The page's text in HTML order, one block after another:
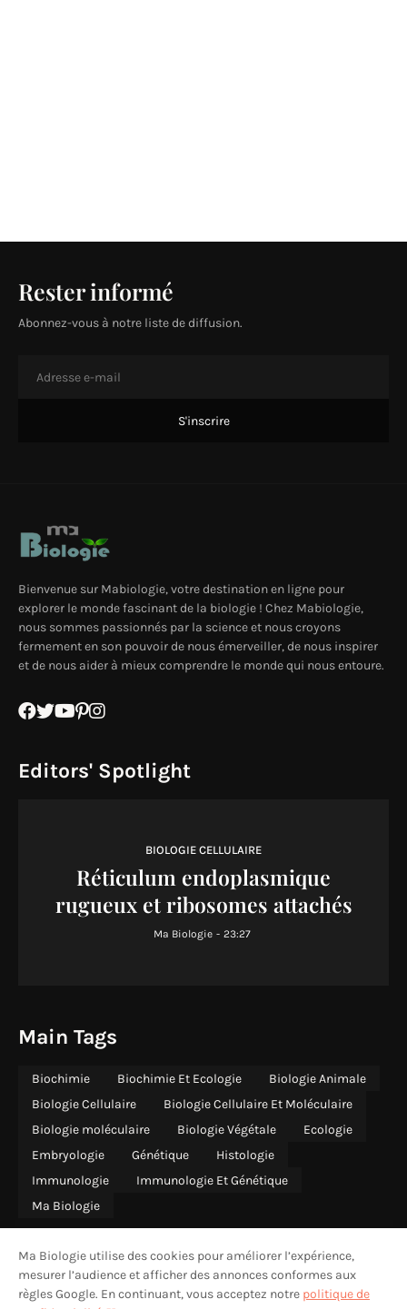
Rester informé
Abonnez-vous à notre liste de diffusion.
Bienvenue sur Mabiologie, votre destination en ligne pour
explorer le monde fascinant de la biologie ! Chez Mabiologie,
nous sommes passionnés par la science et nous croyons
fermement en son pouvoir de nous émerveiller, de nous inspirer
et de nous aider à mieux comprendre le monde qui nous entoure.
Editors' Spotlight
BIOLOGIE CELLULAIRE
Réticulum endoplasmique
rugueux et ribosomes attachés
Ma Biologie - 23:27
Main Tags
Biochimie Biochimie Et Ecologie
Biologie Animale
Biologie Cellulaire
Biologie Cellulaire Et Moléculaire
Biologie moléculaire
Biologie Végétale
Ecologie
Embryologie
Génétique
Histologie
Immunologie
Immunologie Et Génétique
Ma Biologie
ACCUEILQUI SOMMES-NOUSCONTACTCONFIDENTIALITÉ
Ma Biologie utilise des cookies pour améliorer l’expérience,
mesurer l’audience et afficher des annonces conformes aux
règles Google. En continuant, vous acceptez notre politique de